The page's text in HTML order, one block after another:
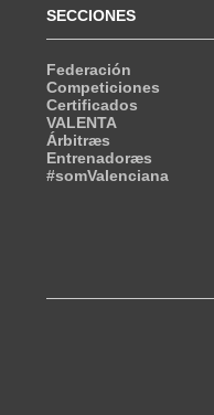
SECCIONES
Federación
Competiciones
Certificados
VALENTA
Árbitræs
Entrenadoræs
#somValenciana